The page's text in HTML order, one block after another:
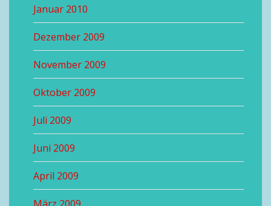
Januar 2010
Dezember 2009
November 2009
Oktober 2009
Juli 2009
Juni 2009
April 2009